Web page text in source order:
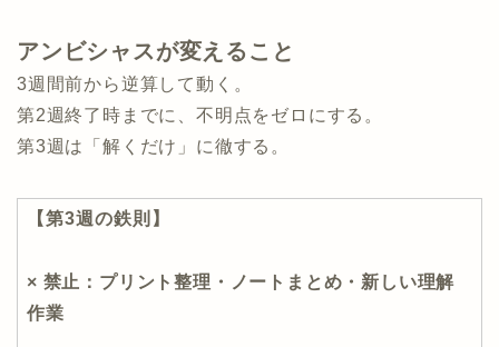
アンビシャスが変えること
3週間前から逆算して動く。
第2週終了時までに、不明点をゼロにする。
第3週は「解くだけ」に徹する。
【第3週の鉄則】
× 禁止：プリント整理・ノートまとめ・新しい理解
作業